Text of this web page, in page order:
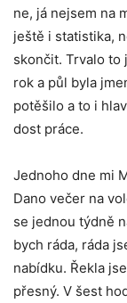
ne, já nejsem na
ještě i statistika,
skončit. Trvalo to
rok a půl byla
potěšilo a to i
dost práce.
Jednoho dne mi
Dano večer na
se jednou týdně
bych ráda, ráda
nabídku. Řekla
přesný. V šest